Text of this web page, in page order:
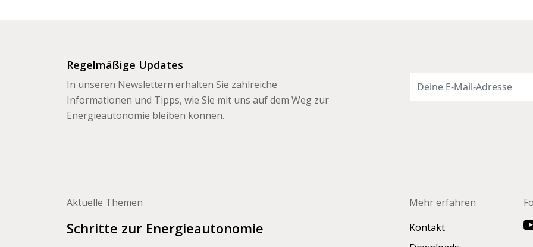
Regelmäßige Updates
In unseren Newslettern erhalten Sie zahlreiche
Informationen und Tipps, wie Sie mit uns auf dem Weg zur
Energieautonomie bleiben können.
Aktuelle Themen
Schritte zur Energieautonomie
Mehr erfahren
Kontakt